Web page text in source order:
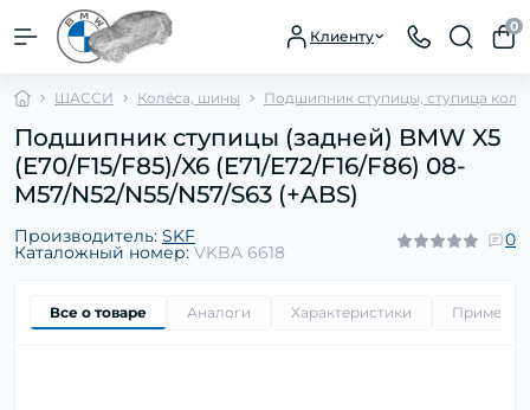
Клиенту
0
ШАССИ Колёса, шины Подшипник ступицы, ступица
Подшипник ступицы (задней) BMW X5
(E70/F15/F85)/X6 (E71/E72/F16/F86) 08-
M57/N52/N55/N57/S63 (+ABS)
Производитель: SKF
Каталожный номер: VKBA 6618
0
Все о товаре Аналоги Характеристики